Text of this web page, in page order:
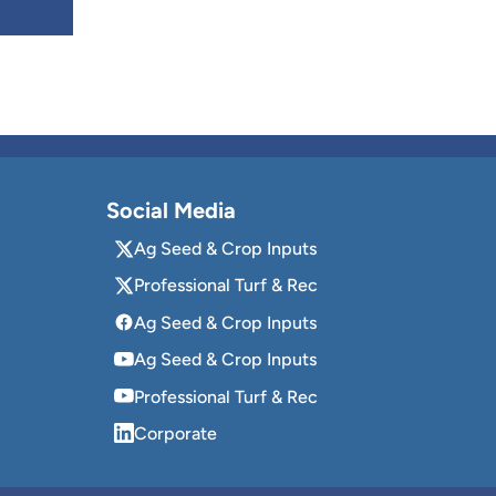
Social Media
Ag Seed & Crop Inputs
Professional Turf & Rec
Ag Seed & Crop Inputs
Ag Seed & Crop Inputs
Professional Turf & Rec
Corporate